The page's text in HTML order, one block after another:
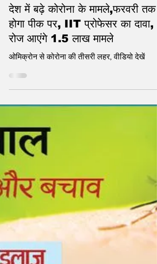
statetodaytv
Dec 6, 2021
5 min read
देश में बढ़े कोरोना के मामले,फरवरी तक
होगा पीक पर, IIT प्रोफेसर का दावा,